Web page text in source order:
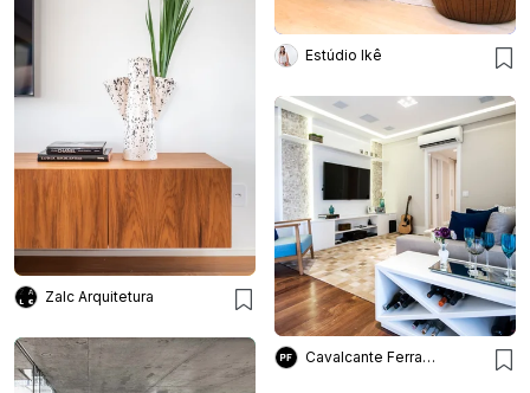
Estúdio Ikê
Zalc Arquitetura
Cavalcante Ferraz Arquitetura + Design